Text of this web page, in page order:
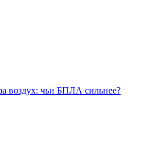
воздух: чьи БПЛА сильнее?